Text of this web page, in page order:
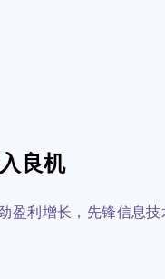
良机
盈利增长，先锋信息